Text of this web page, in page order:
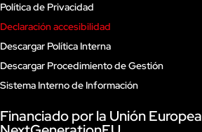
Política de Privacidad
Declaración accesibilidad
Descargar Política Interna
Descargar Procedimiento de Gestión
Sistema Interno de Información
Financiado por la Unión Europea